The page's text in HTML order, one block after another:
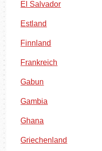
El Salvador
Estland
Finnland
Frankreich
Gabun
Gambia
Ghana
Griechenland